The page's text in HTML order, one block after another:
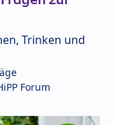
Trinken und
Forum